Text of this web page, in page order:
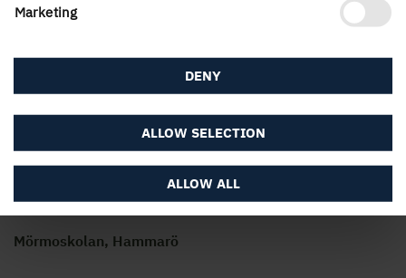
Marketing
ALLOW ALL
ALLOW SELECTION
DENY
Mörmoskolan, Hammarö